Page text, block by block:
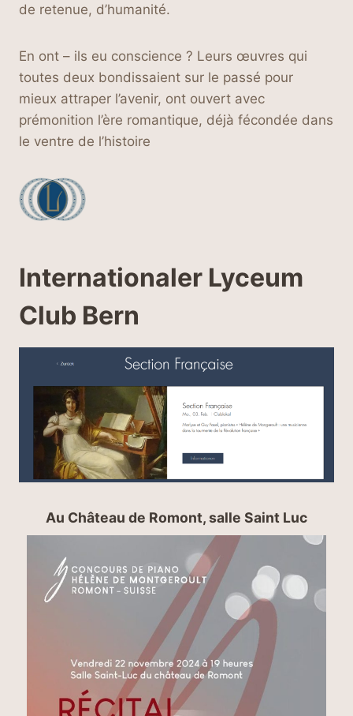
de retenue, d’humanité.
En ont – ils eu conscience ? Leurs œuvres qui
toutes deux bondissaient sur le passé pour
mieux attraper l’avenir, ont ouvert avec
prémonition l’ère romantique, déjà fécondée dans
le ventre de l’histoire
Internationaler Lyceum
Club Bern
Au Château de Romont, salle Saint Luc